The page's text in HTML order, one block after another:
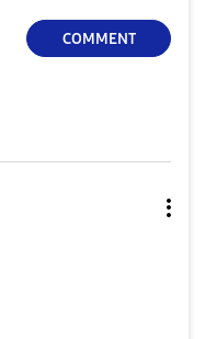
COMMENT